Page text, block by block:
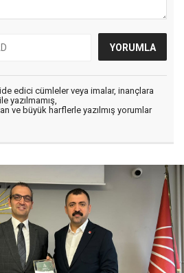
edici cümleler veya imalar, inançlara
yazılmamış,
ve büyük harflerle yazılmış yorumlar